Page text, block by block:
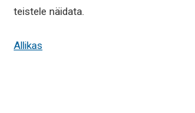
teistele näidata.
Allikas